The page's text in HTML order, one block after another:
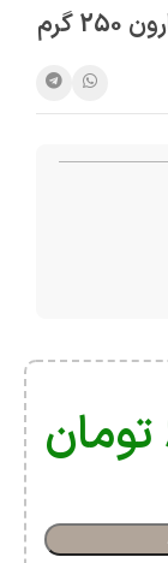
گرم
تومان